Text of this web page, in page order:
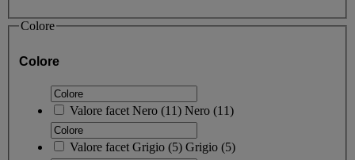
Colore
Colore
Valore facet Nero (11) Nero (11)
Valore facet Grigio (5) Grigio (5)